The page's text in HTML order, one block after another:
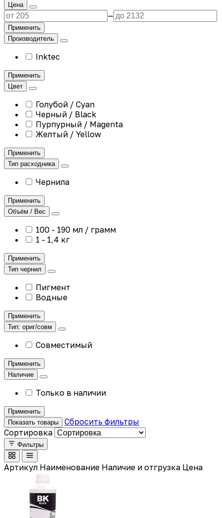
Цена
—
Применить
Производитель
Inktec
Применить
Цвет
Голубой / Cyan
Черный / Black
Пурпурный / Magenta
Желтый / Yellow
Применить
Тип расходника
Чернила
Применить
Объём / Вес
100 - 190 мл / грамм
1 - 1,4 кг
Применить
Тип чернил
Пигмент
Водные
Применить
Тип: ориг/совм
Совместимый
Применить
Наличие
Только в наличии
Применить
Показать товары
Сбросить фильтры
Сортировка
Фильтры
Артикул Наименование Наличие и отгрузка Цена